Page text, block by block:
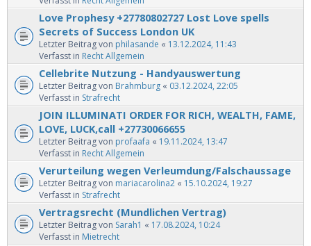
Love Prophesy +27780802727 Lost Love spells
Secrets of Success London UK
Letzter Beitrag von philasande « 13.12.2024, 11:43
Verfasst in Recht Allgemein
Cellebrite Nutzung - Handyauswertung
Letzter Beitrag von Brahmburg « 03.12.2024, 22:05
Verfasst in Strafrecht
JOIN ILLUMINATI ORDER FOR RICH, WEALTH, FAME,
LOVE, LUCK,call +27730066655
Letzter Beitrag von profaafa « 19.11.2024, 13:47
Verfasst in Recht Allgemein
Verurteilung wegen Verleumdung/Falschaussage
Letzter Beitrag von mariacarolina2 « 15.10.2024, 19:27
Verfasst in Strafrecht
Vertragsrecht (Mundlichen Vertrag)
Letzter Beitrag von Sarah1 « 17.08.2024, 10:24
Verfasst in Mietrecht